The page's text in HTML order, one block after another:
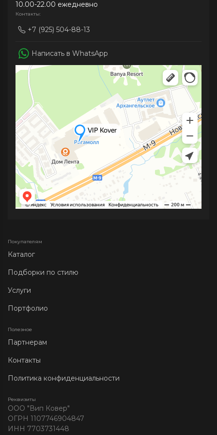
10.00-22.00 ежедневно
Контакты:
+7 (925) 504-88-13
Написать в WhatsApp
Покупателям
Каталог
Подборки по стилю
Услуги
Портфолио
Полезное
Партнерам
Контакты
Политика конфиденциальности
Реквизиты
ООО "Вип Ковер"
ОГРН 1107746904847
ИНН 7703731448